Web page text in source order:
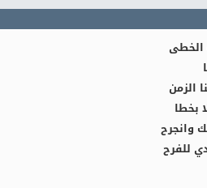
الخطى
الزمن
بخطا
وانجرح
للفرح